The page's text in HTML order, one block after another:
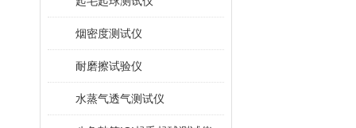
烟密度测试仪
耐磨擦试验仪
水蒸气透气测试仪